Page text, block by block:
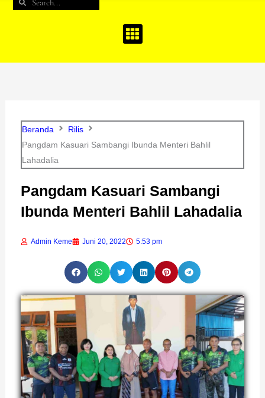
Beranda
Rilis
Pangdam Kasuari Sambangi Ibunda Menteri Bahlil
Lahadalia
Pangdam Kasuari Sambangi
Ibunda Menteri Bahlil Lahadalia
Admin Keme Juni 20, 2022 5:53 pm